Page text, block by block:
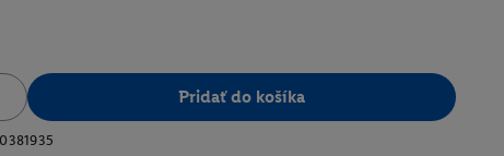
Pridať do košíka